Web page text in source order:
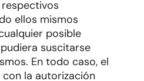
ellos mismos
posible
suscitarse
En todo caso, el
la autorización